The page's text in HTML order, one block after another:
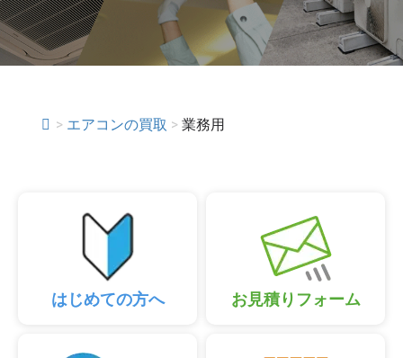
> エアコンの買取 > 業務用
はじめての方へ お見積りフォーム